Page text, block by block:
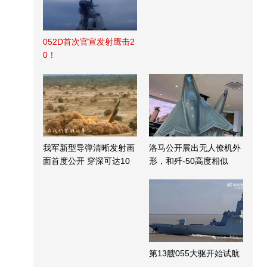
052D首次官宣发射鹰击2
0！
我军新型导弹清晰发射画
面首度公开 穿深可达10
洛马公开展出无人僚机外
形，和歼-50高度相似
第13艘055大驱开始试航